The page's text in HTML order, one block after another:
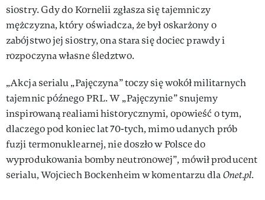
siostry. Gdy do Kornelii zgłasza się tajemniczy
mężczyzna, który oświadcza, że był oskarżony o
zabójstwo jej siostry, ona stara się dociec prawdy i
rozpoczyna własne śledztwo.
„Akcja serialu „Pajęczyna” toczy się wokół militarnych
tajemnic późnego PRL. W „Pajęczynie” snujemy
inspirowaną realiami historycznymi, opowieść o tym,
dlaczego pod koniec lat 70-tych, mimo udanych prób
fuzji termonuklearnej, nie doszło w Polsce do
wyprodukowania bomby neutronowej”, mówił producent
serialu, Wojciech Bockenheim w komentarzu dlaOnet.pl.